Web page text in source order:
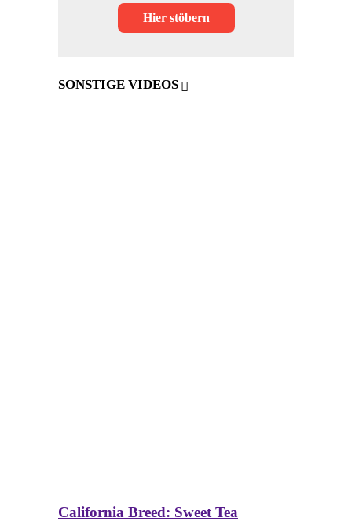
Hier stöbern
SONSTIGE VIDEOS
California Breed: Sweet Tea